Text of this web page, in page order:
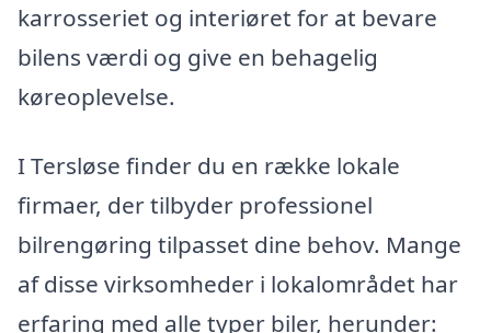
karrosseriet og interiøret for at bevare
bilens værdi og give en behagelig
køreoplevelse.
I Tersløse finder du en række lokale
firmaer, der tilbyder professionel
bilrengøring tilpasset dine behov. Mange
af disse virksomheder i lokalområdet har
erfaring med alle typer biler, herunder: